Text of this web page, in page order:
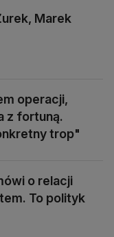
Marek
operacji,
z fortuną.
trop"
o relacji
To polityk